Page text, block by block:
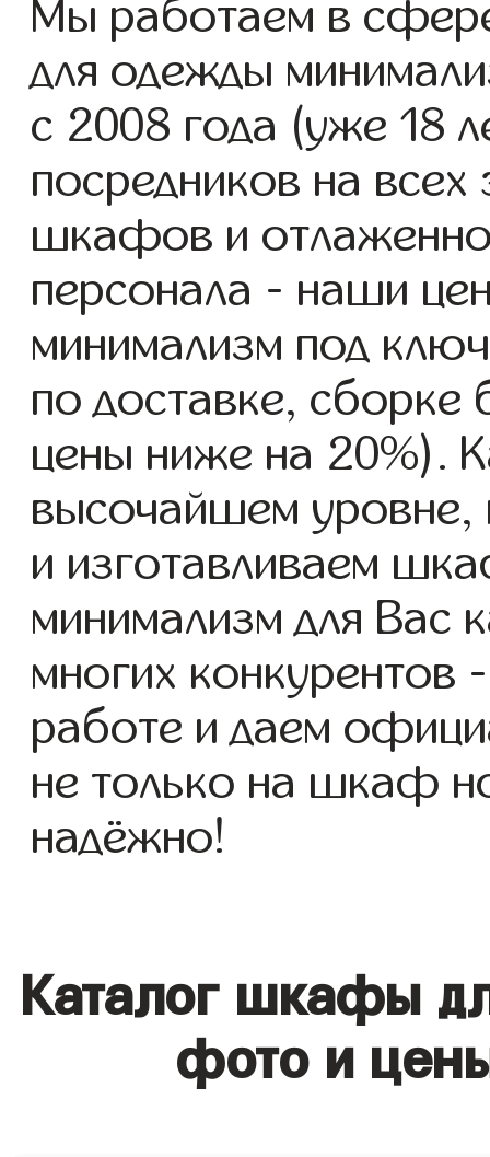
Мы работаем в
для одежды
с 2008 года (уже 18
посредников на всех
шкафов и
персонала - наши
минимализм под
по доставке, сборке
цены ниже на 20%).
высочайшем
и изготавливаем
минимализм для Вас
многих конкурентов
работе и даем
не только на шкаф
надёжно!
Каталог шкафы
фото и